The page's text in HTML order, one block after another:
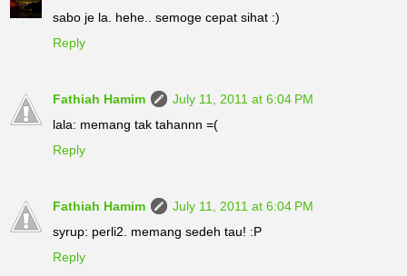
sabo je la. hehe.. semoge cepat sihat :)
Reply
Fathiah Hamim
July 11, 2011 at 6:04 PM
lala: memang tak tahannn =(
Reply
Fathiah Hamim
July 11, 2011 at 6:04 PM
syrup: perli2. memang sedeh tau! :P
Reply